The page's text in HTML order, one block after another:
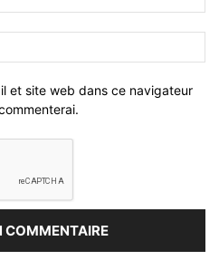
et site web dans ce navigateur